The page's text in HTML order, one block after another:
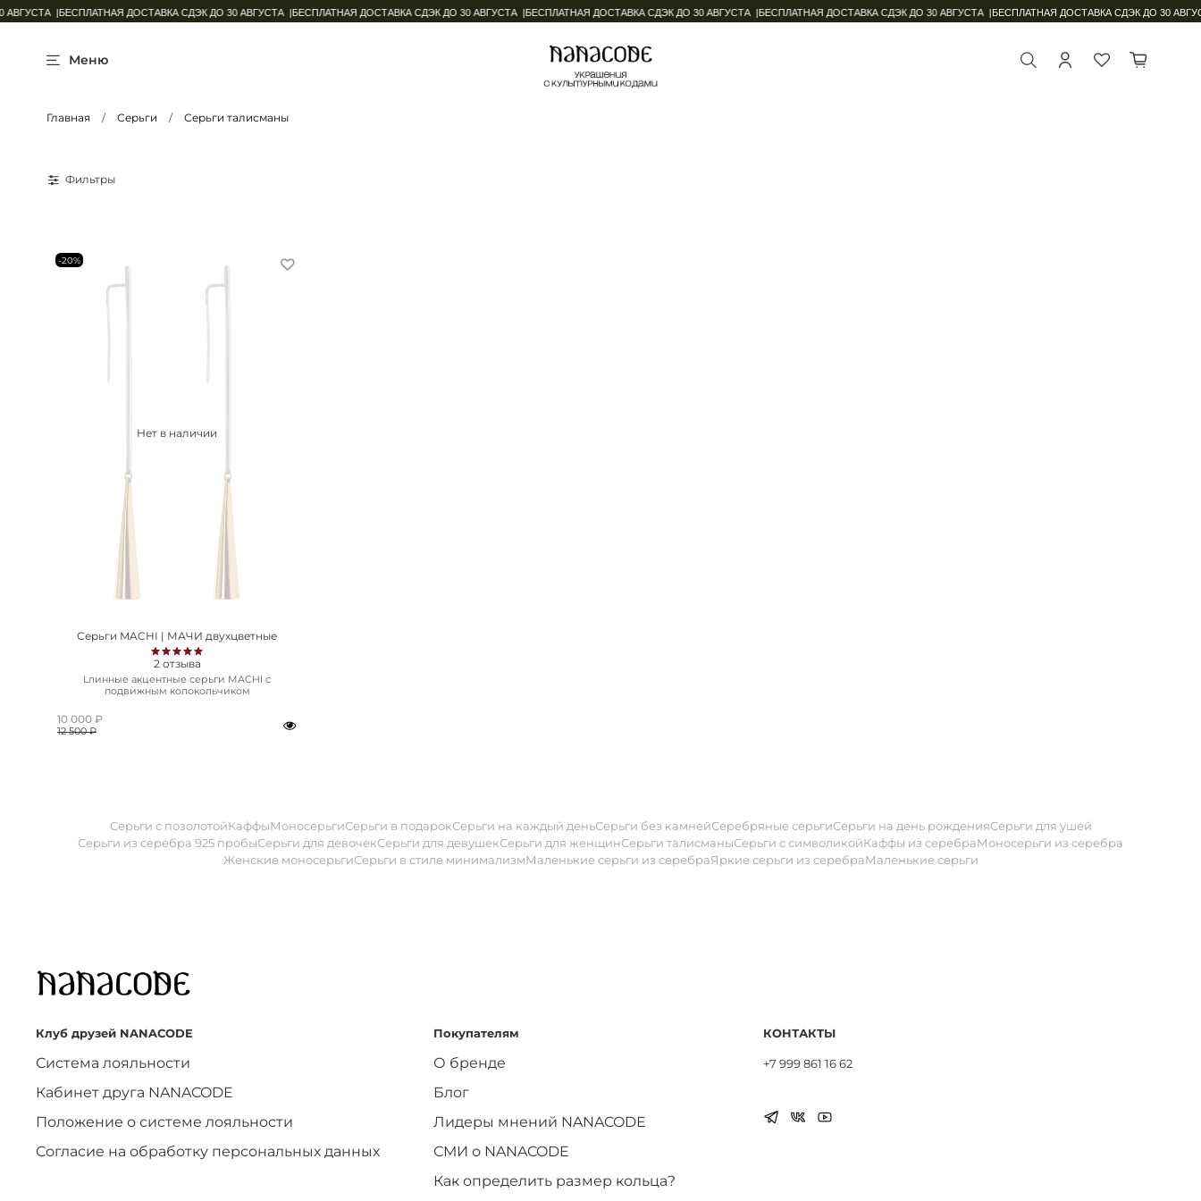
| БЕСПЛАТНАЯ ДОСТАВКА СДЭК ДО 30 АВГУСТА | БЕСПЛАТНАЯ ДОСТАВКА СДЭК ДО 30 АВГУСТА | БЕСПЛАТНАЯ ДОСТАВКА СДЭК ДО 30 АВГУСТА | БЕСПЛАТНАЯ ДОСТАВКА СДЭК ДО 30 АВГУСТА | БЕСПЛАТНАЯ ДОСТАВКА СДЭК ДО 30
Меню
Главная Серьги Серьги талисманы
Фильтры
Нет в наличии
-20%
Серьги MACHI | МАЧИ двухцветные
2 отзыва
Lлинные акцентные серьги MACHI с
подвижным колокольчиком
10 000 ₽
12 500 ₽
Серьги с позолотойКаффыМоносерьгиСерьги в подарокСерьги на каждый деньСерьги без камнейСеребряные серьгиСерьги на день рожденияСерьги для ушей
Серьги из серебра 925 пробыСерьги для девочекСерьги для девушекСерьги для женщинСерьги талисманыСерьги с символикойКаффы из серебраМоносерьги из серебра
Женские моносерьгиСерьги в стиле минимализмМаленькие серьги из серебраЯркие серьги из серебраМаленькие серьги
Клуб друзей NANACODE
Система лояльности
Кабинет друга NANACODE
Положение о системе лояльности
Согласие на обработку персональных данных
Покупателям
О бренде
Блог
Лидеры мнений NANACODE
СМИ о NANACODE
Как определить размер кольца?
КОНТАКТЫ
+7 999 861 16 62